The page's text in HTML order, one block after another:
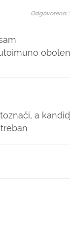
Odgovoreno:
a